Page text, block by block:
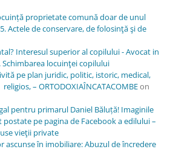
proprietate comună doar de unul
Actele de conservare, de folosinţă şi de
Interesul superior al copilului - Avocat in
Schimbarea locuinţei copilului
pe plan juridic, politic, istoric, medical,
– ORTODOXIAÎNCATACOMBEon
pentru primarul Daniel Băluță! Imaginile
pe pagina de Facebook a edilului –
vieţii private
ascunse în imobiliare: Abuzul de încredere